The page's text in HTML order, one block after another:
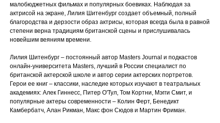
малобюджетных фильмах и популярных боевиках. Наблюдая за
актрисой на экране, Лилия Шитенбург создает объемный, полный
благородства и дерзости образ актрисы, которая всегда была в равной
степени верна традициям британской сцены и прислушивалась
новейшим веяниям времени.
Лилия Шитенбург – постоянный автор Masters Journal и подкастов
онлайн-университета Masters, лучший в России специалист по
британской актерской школе и автор серии актерских портретов.
Герои ее книг – классики, наследие которых изучают в театральных
академиях: Алек Гиннесс, Питер О'Тул, Том Кортни, Мэгги Смит, и
популярные актеры современности – Колин Ферт, Бенедикт
Камбербатч, Алан Рикман, Макс фон Сюдов и Мартин Фриман.